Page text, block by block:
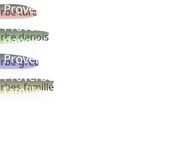
Proverbe turc
Proverbe
danois
Proverbe grec
Proverbes
famille